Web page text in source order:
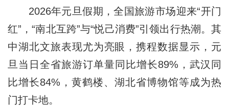
2026年元旦假期，全国旅游市场迎来“开门
红”，“南北互跨”与“悦己消费”引领出行热潮。其
中湖北文旅表现尤为亮眼，携程数据显示，元
旦当日全省旅游订单量同比增长89%，武汉同
比增长84%，黄鹤楼、湖北省博物馆等成为热
门打卡地。